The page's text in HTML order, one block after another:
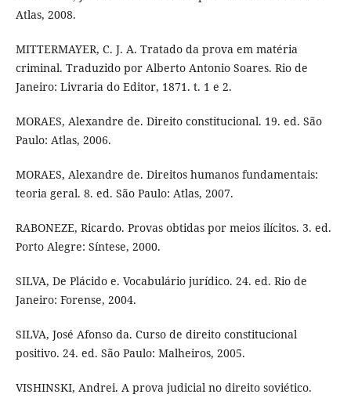
Atlas, 2008.
MITTERMAYER, C. J. A. Tratado da prova em matéria
criminal. Traduzido por Alberto Antonio Soares. Rio de
Janeiro: Livraria do Editor, 1871. t. 1 e 2.
MORAES, Alexandre de. Direito constitucional. 19. ed. São
Paulo: Atlas, 2006.
MORAES, Alexandre de. Direitos humanos fundamentais:
teoria geral. 8. ed. São Paulo: Atlas, 2007.
RABONEZE, Ricardo. Provas obtidas por meios ilícitos. 3. ed.
Porto Alegre: Síntese, 2000.
SILVA, De Plácido e. Vocabulário jurídico. 24. ed. Rio de
Janeiro: Forense, 2004.
SILVA, José Afonso da. Curso de direito constitucional
positivo. 24. ed. São Paulo: Malheiros, 2005.
VISHINSKI, Andrei. A prova judicial no direito soviético.